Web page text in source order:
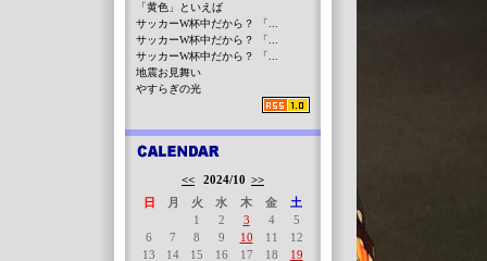
「黄色」といえば
サッカーW杯中だから？ 「...
サッカーW杯中だから？ 「...
サッカーW杯中だから？ 「...
地震お見舞い
やすらぎの光
<< 2024/10 >>
日
月 火 水 木 金
土
1
2 3 4
5
6
7 8 9 10 11
12
13
14 15 16 17 18
19